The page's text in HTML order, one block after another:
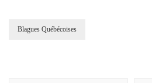
Blagues Québécoises